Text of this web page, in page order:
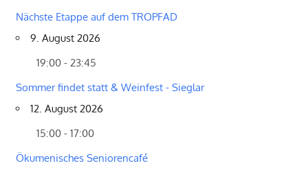
Nächste Etappe auf dem TROPFAD
9. August 2026
19:00 - 23:45
Sommer findet statt & Weinfest - Sieglar
12. August 2026
15:00 - 17:00
Ökumenisches Seniorencafé